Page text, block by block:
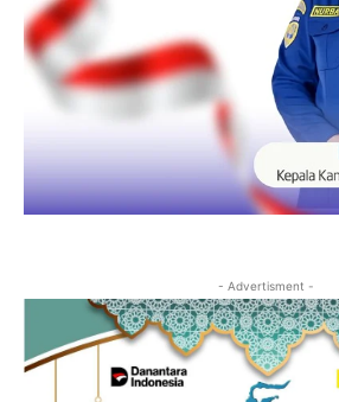
- Advertisment -